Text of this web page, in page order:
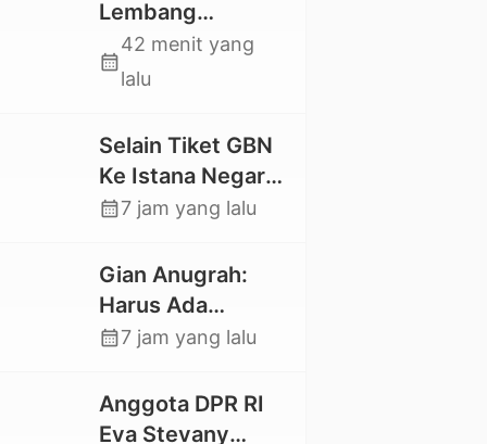
Lembang
Gandangbatu
Swadaya Cor
calendar_month
42 menit yang
lalu
Selain Tiket GBN
Ke Istana Negara,
Mahasiswa UKI
juga Lolos ke
Pekan Seni
Mahasiswa
calendar_month7 jam yang lalu
Gian Anugrah:
Harus Ada
Kepastian Hukum
Agar Keluarga
tidak Larut dalam
calendar_month7 jam yang lalu
Anggota DPR RI
Eva Stevany